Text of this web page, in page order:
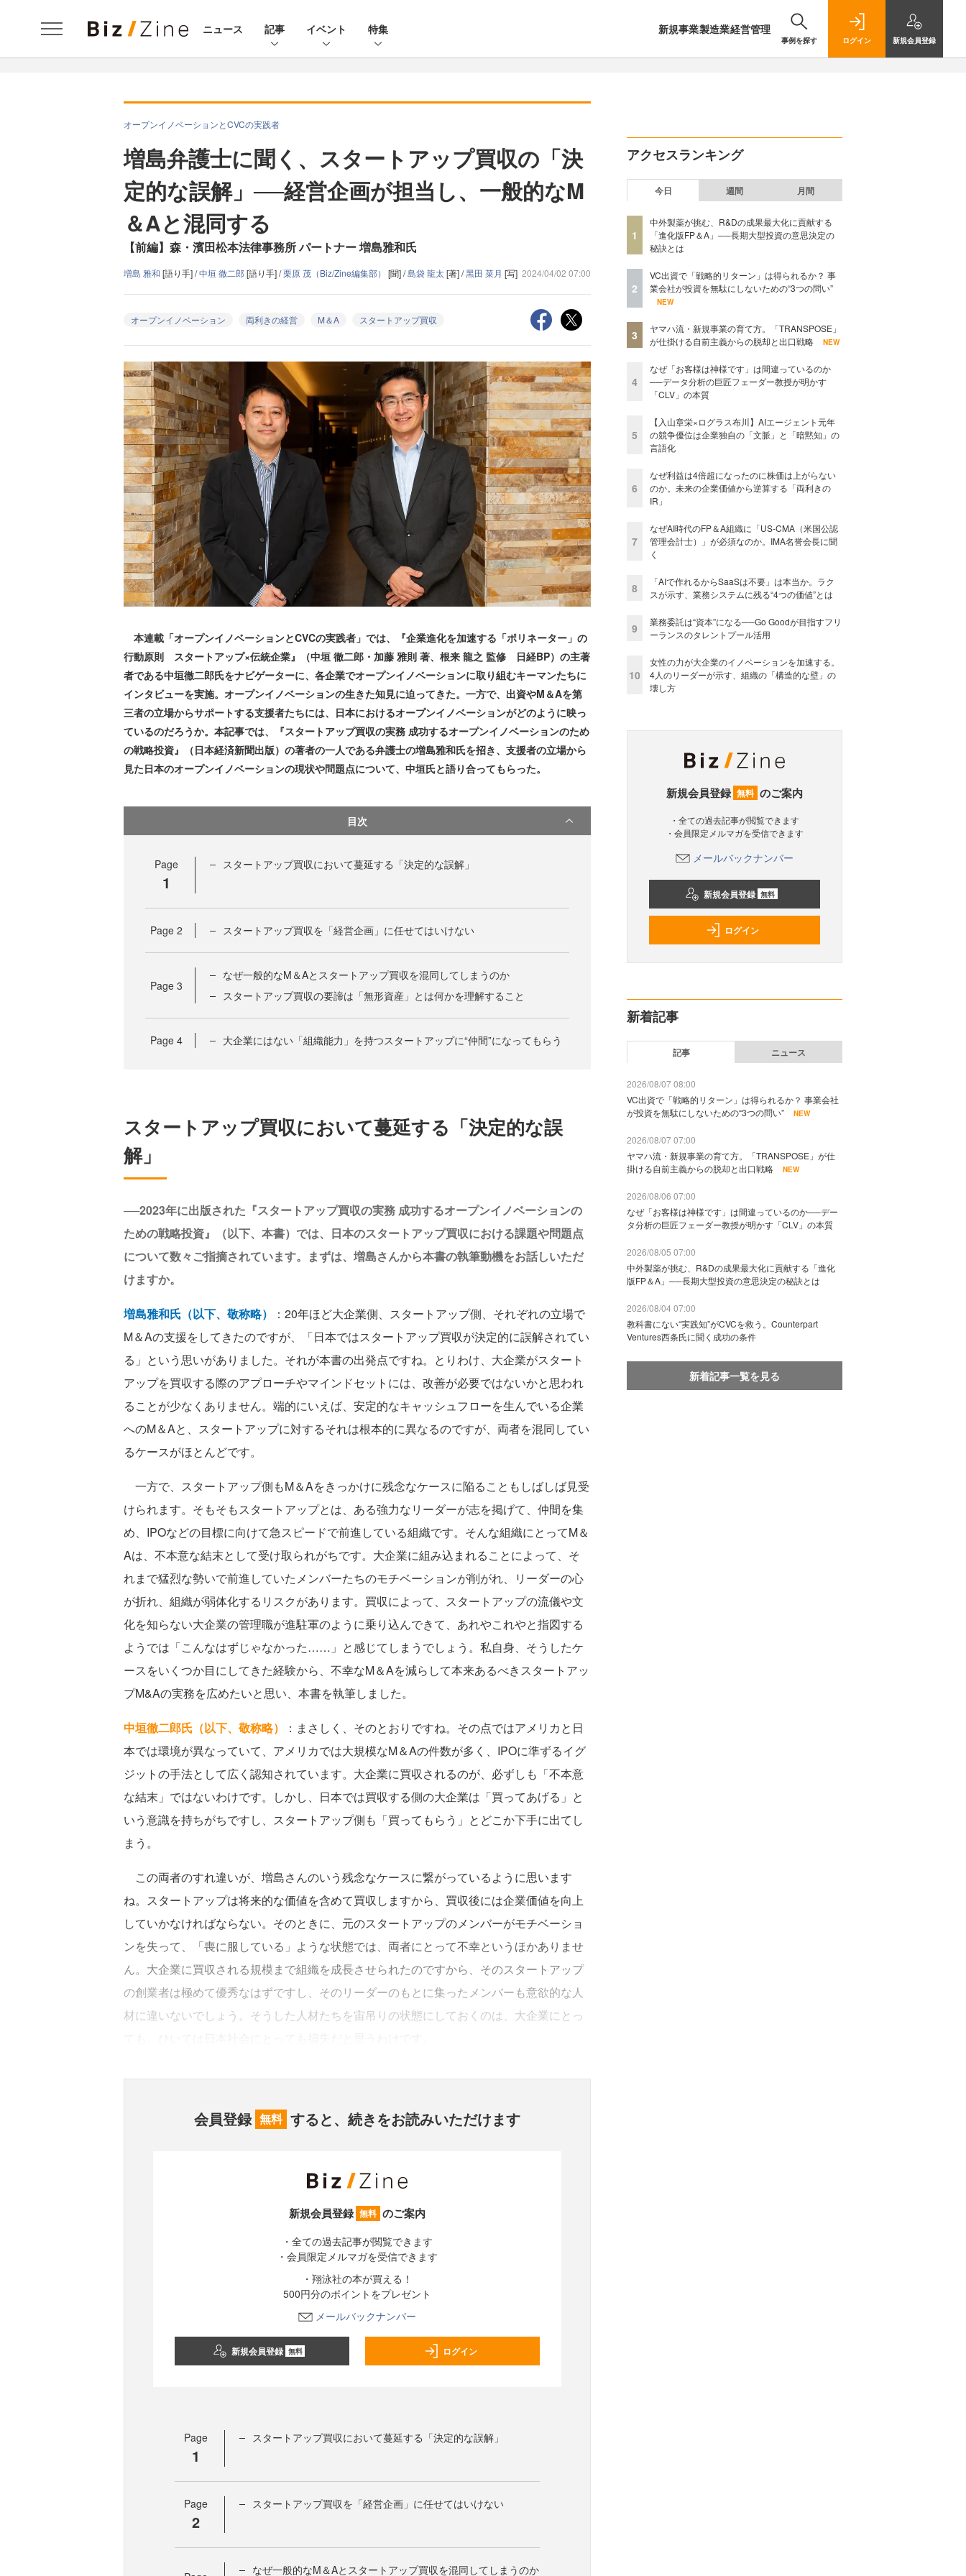
ニュース 記事 イベント 特集 新規事業製造業経営管理
事例を探す ログイン 新規会員登録
オープンイノベーションとCVCの実践者
増島弁護士に聞く、スタートアップ買収の「決
定的な誤解」──経営企画が担当し、一般的なM
＆Aと混同する
【前編】森・濱田松本法律事務所 パートナー 増島雅和氏
増島 雅和 [語り手] /中垣 徹二郎[語り手] /栗原 茂（Biz/Zine編集部） [聞] /島袋 龍太[著] /黑田 菜月 [写] 2024/04/02 07:00
オープンイノベーション 両利きの経営 M＆A スタートアップ買収
本連載「オープンイノベーションとCVCの実践者」では、『企業進化を加速する「ポリネーター」の
行動原則 スタートアップ×伝統企業』（中垣 徹二郎・加藤 雅則 著、根来 龍之 監修 日経BP）の主著
者である中垣徹二郎氏をナビゲーターに、各企業でオープンイノベーションに取り組むキーマンたちに
インタビューを実施。オープンイノベーションの生きた知見に迫ってきた。一方で、出資やM＆Aを第
三者の立場からサポートする支援者たちには、日本におけるオープンイノベーションがどのように映っ
ているのだろうか。本記事では、『スタートアップ買収の実務 成功するオープンイノベーションのため
の戦略投資』（日本経済新聞出版）の著者の一人である弁護士の増島雅和氏を招き、支援者の立場から
見た日本のオープンイノベーションの現状や問題点について、中垣氏と語り合ってもらった。
目次
Page
1
スタートアップ買収において蔓延する「決定的な誤解」
Page 2 スタートアップ買収を「経営企画」に任せてはいけない
Page 3
なぜ一般的なM＆Aとスタートアップ買収を混同してしまうのか
スタートアップ買収の要諦は「無形資産」とは何かを理解すること
Page 4 大企業にはない「組織能力」を持つスタートアップに“仲間”になってもらう
スタートアップ買収において蔓延する「決定的な誤
解」
──2023年に出版された『スタートアップ買収の実務 成功するオープンイノベーションの
ための戦略投資』（以下、本書）では、日本のスタートアップ買収における課題や問題点
について数々ご指摘されています。まずは、増島さんから本書の執筆動機をお話しいただ
けますか。
増島雅和氏（以下、敬称略）
：20年ほど大企業側、スタートアップ側、それぞれの立場で
M＆Aの支援をしてきたのですが、「日本ではスタートアップ買収が決定的に誤解されてい
る」という思いがありました。それが本書の出発点ですね。とりわけ、大企業がスタート
アップを買収する際のアプローチやマインドセットには、改善が必要ではないかと思われ
ることが少なくありません。端的にいえば、安定的なキャッシュフローを生んでいる企業
へのM＆Aと、スタートアップに対するそれは根本的に異なるのですが、両者を混同してい
るケースがほとんどです。
一方で、スタートアップ側もM＆Aをきっかけに残念なケースに陥ることもしばしば見受
けられます。そもそもスタートアップとは、ある強力なリーダーが志を掲げて、仲間を集
め、IPOなどの目標に向けて急スピードで前進している組織です。そんな組織にとってM＆
Aは、不本意な結末として受け取られがちです。大企業に組み込まれることによって、そ
れまで猛烈な勢いで前進していたメンバーたちのモチベーションが削がれ、リーダーの心
が折れ、組織が弱体化するリスクがあります。買収によって、スタートアップの流儀や文
化を知らない大企業の管理職が進駐軍のように乗り込んできて、あれやこれやと指図する
ようでは「こんなはずじゃなかった……」と感じてしまうでしょう。私自身、そうしたケ
ースをいくつか目にしてきた経験から、不幸なM＆Aを減らして本来あるべきスタートアッ
プM&Aの実務を広めたいと思い、本書を執筆しました。
中垣徹二郎氏（以下、敬称略）
：まさしく、そのとおりですね。その点ではアメリカと日
本では環境が異なっていて、アメリカでは大規模なM＆Aの件数が多く、IPOに準ずるイグ
ジットの手法として広く認知されています。大企業に買収されるのが、必ずしも「不本意
な結末」ではないわけです。しかし、日本では買収する側の大企業は「買ってあげる」と
いう意識を持ちがちですし、スタートアップ側も「買ってもらう」とどこか下手に出てし
まう。
この両者のすれ違いが、増島さんのいう残念なケースに繋がっているように思います
ね。スタートアップは将来的な価値を含めて買収しますから、買収後には企業価値を向上
していかなければならない。そのときに、元のスタートアップのメンバーがモチベーショ
ンを失って、「喪に服している」ような状態では、両者にとって不幸というほかありませ
ん。大企業に買収される規模まで組織を成長させられたのですから、そのスタートアップ
の創業者は極めて優秀なはずですし、そのリーダーのもとに集ったメンバーも意欲的な人
材に違いないでしょう。そうした人材たちを宙吊りの状態にしておくのは、大企業にとっ
会員登録 無料 すると、続きをお読みいただけます
新規会員登録 無料 のご案内
・全ての過去記事が閲覧できます
・会員限定メルマガを受信できます
・翔泳社の本が買える！
500円分のポイントをプレゼント
メールバックナンバー
新規会員登録 無料 ログイン
Page
1
スタートアップ買収において蔓延する「決定的な誤解」
Page
2
スタートアップ買収を「経営企画」に任せてはいけない
なぜ一般的なM＆Aとスタートアップ買収を混同してしまうのか
アクセスランキング
今日 週間 月間
1
中外製薬が挑む、R&Dの成果最大化に貢献する
「進化版FP＆A」──長期大型投資の意思決定の
秘訣とは
2
VC出資で「戦略的リターン」は得られるか？ 事
業会社が投資を無駄にしないための“3つの問い”
NEW
3
ヤマハ流・新規事業の育て方。「TRANSPOSE」
が仕掛ける自前主義からの脱却と出口戦略
NEW
4
なぜ「お客様は神様です」は間違っているのか
──データ分析の巨匠フェーダー教授が明かす
「CLV」の本質
5
【入山章栄×ログラス布川】AIエージェント元年
の競争優位は企業独自の「文脈」と「暗黙知」の
言語化
6
なぜ利益は4倍超になったのに株価は上がらない
のか。未来の企業価値から逆算する「両利きの
IR」
7
なぜAI時代のFP＆A組織に「US-CMA（米国公認
管理会計士）」が必須なのか。IMA名誉会長に聞
く
8
「AIで作れるからSaaSは不要」は本当か。ラク
スが示す、業務システムに残る“4つの価値”とは
9
業務委託は“資本”になる──Go Goodが目指すフリ
ーランスのタレントプール活用
10
女性の力が大企業のイノベーションを加速する。
4人のリーダーが示す、組織の「構造的な壁」の
壊し方
新規会員登録 無料 のご案内
・全ての過去記事が閲覧できます
・会員限定メルマガを受信できます
メールバックナンバー
新規会員登録 無料
ログイン
新着記事
記事 ニュース
2026/08/07 08:00
VC出資で「戦略的リターン」は得られるか？ 事業会社
が投資を無駄にしないための“3つの問い”
NEW
2026/08/07 07:00
ヤマハ流・新規事業の育て方。「TRANSPOSE」が仕
掛ける自前主義からの脱却と出口戦略
NEW
2026/08/06 07:00
なぜ「お客様は神様です」は間違っているのか──デー
タ分析の巨匠フェーダー教授が明かす「CLV」の本質
2026/08/05 07:00
中外製薬が挑む、R&Dの成果最大化に貢献する「進化
版FP＆A」──長期大型投資の意思決定の秘訣とは
2026/08/04 07:00
教科書にない“実践知”がCVCを救う。Counterpart
Ventures西条氏に聞く成功の条件
新着記事一覧を見る